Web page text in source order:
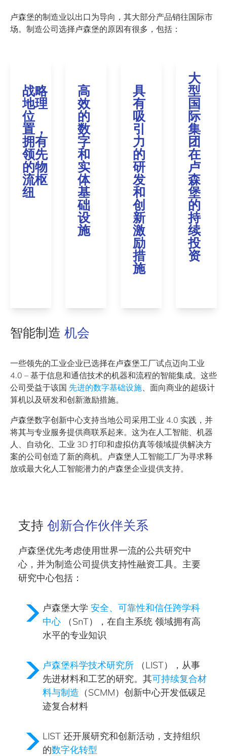
卢森堡的制造业以出口为导向，其大部分产品销往国际市
场。制造公司选择卢森堡的原因有很多，包括：
战略
地理
位
置，
拥有
领先
的物
流枢
纽
高
效
的
数
字
和
实
体
基
础
设
施
具
有
吸
引
力
的
研
发
和
创
新
激
励
措
施
大
型
国
际
集
团
在
卢
森
堡
的
持
续
投
资
智能制造 机会
一些领先的工业企业已选择在卢森堡工厂试点迈向工业
4.0 – 基于信息和通信技术的机器和流程的智能集成。这些
公司受益于该国 先进的数字基础设施、面向商业的超级计
算机以及研发和创新激励措施。
卢森堡数字创新中心支持当地公司采用工业 4.0 实践，并
将其与专业服务提供商联系起来。这为在人工智能、机器
人、自动化、工业 3D 打印和虚拟仿真等领域提供解决方
案的公司创造了新的商机。卢森堡人工智能工厂为寻求释
放或最大化人工智能潜力的卢森堡企业提供支持。
支持 创新合作伙伴关系
卢森堡优先考虑使用世界一流的公共研究中
心，并为制造公司提供支持性融资工具。主要
研究中心包括：
卢森堡大学 安全、可靠性和信任跨学科
中心 （SnT），在自主系统 领域拥有高
水平的专业知识
卢森堡科学技术研究所 （LIST），从事
先进材料和工艺的研究。其可持续复合材
料与制造 （SCMM）创新中心开发低碳足
迹复合材料
LIST 还开展研究和创新活动，支持组织
的数字化转型